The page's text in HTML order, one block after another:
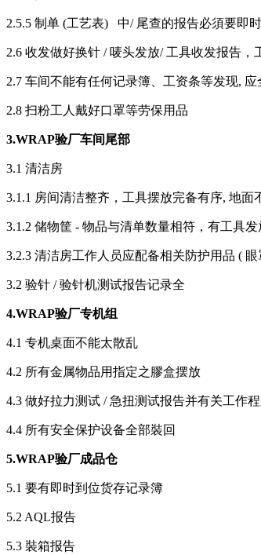
2.5.5 制单 (工艺表) 中/ 尾查的报告必須要即
2.6 收发做好换针 / 唛头发放/ 工具收发报告
2.7 车间不能有任何记录簿、工资条等发现,
2.8 扫粉工人戴好口罩等劳保用品
3.WRAP验厂车间尾部
3.1 清洁房
3.1.1 房间清洁整齐，工具摆放完备有序, 地面
3.1.2 储物筐 - 物品与清单数量相符，有工具
3.2.3 清洁房工作人员应配备相关防护用品 ( 眼
3.2 验针 / 验针机测试报告记录全
4.WRAP验厂专机组
4.1 专机桌面不能太散乱
4.2 所有金属物品用指定之膠盒摆放
4.3 做好拉力测试 / 急扭测试报告并有关工作
4.4 所有安全保护设备全部裝回
5.WRAP验厂成品仓
5.1 要有即时到位货存记录簿
5.2 AQL报告
5.3 裝箱报告